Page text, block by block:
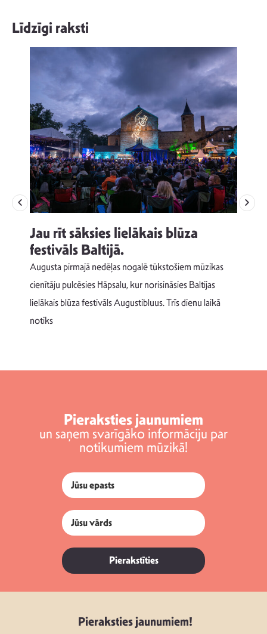
Līdzīgi raksti
Jau rīt sāksies lielākais blūza
festivāls Baltijā.
Augusta pirmajā nedēļas nogalē tūkstošiem mūzikas
cienītāju pulcēsies Hāpsalu, kur norisināsies Baltijas
lielākais blūza festivāls Augustibluus. Trīs dienu laikā
notiks
Pieraksties jaunumiem
un saņem svarīgāko informāciju par
notikumiem mūzikā!
Pierakstīties
Pieraksties jaunumiem!